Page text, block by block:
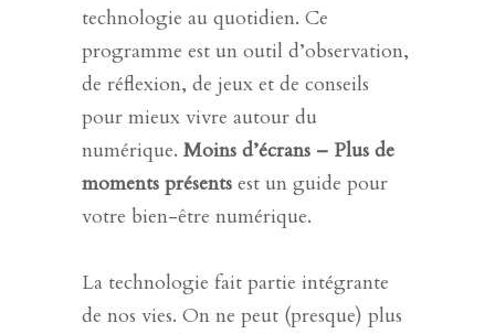
technologie au quotidien. Ce
programme est un outil d’observation,
de réflexion, de jeux et de conseils
pour mieux vivre autour du
numérique.Moins d’écrans – Plus de
moments présents est un guide pour
votre bien-être numérique.
La technologie fait partie intégrante
de nos vies. On ne peut (presque) plus